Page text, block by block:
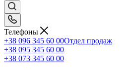
Телефоны
+38 096 345 60 00Отдел продаж
+38 095 345 60 00
+38 073 345 60 00